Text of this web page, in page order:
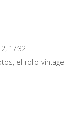
17:32
el rollo vintage